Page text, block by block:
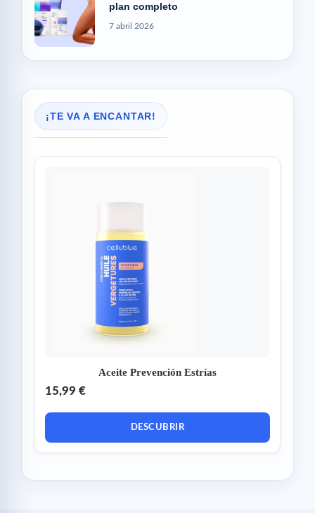
plan completo
7 abril 2026
¡TE VA A ENCANTAR!
Aceite Prevención Estrías
15,99 €
DESCUBRIR